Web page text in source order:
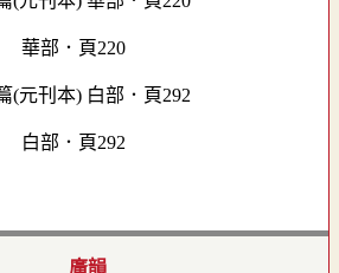
華部．頁220
白部．頁292
廣韻